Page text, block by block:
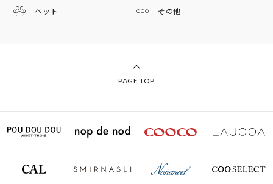
ペット その他
PAGE TOP